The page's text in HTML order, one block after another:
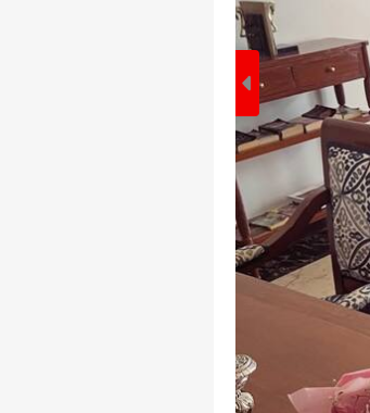
हॅलो गेस्ट
एडवर्टाइज विथ
प्राइवेसी पॉलिसी